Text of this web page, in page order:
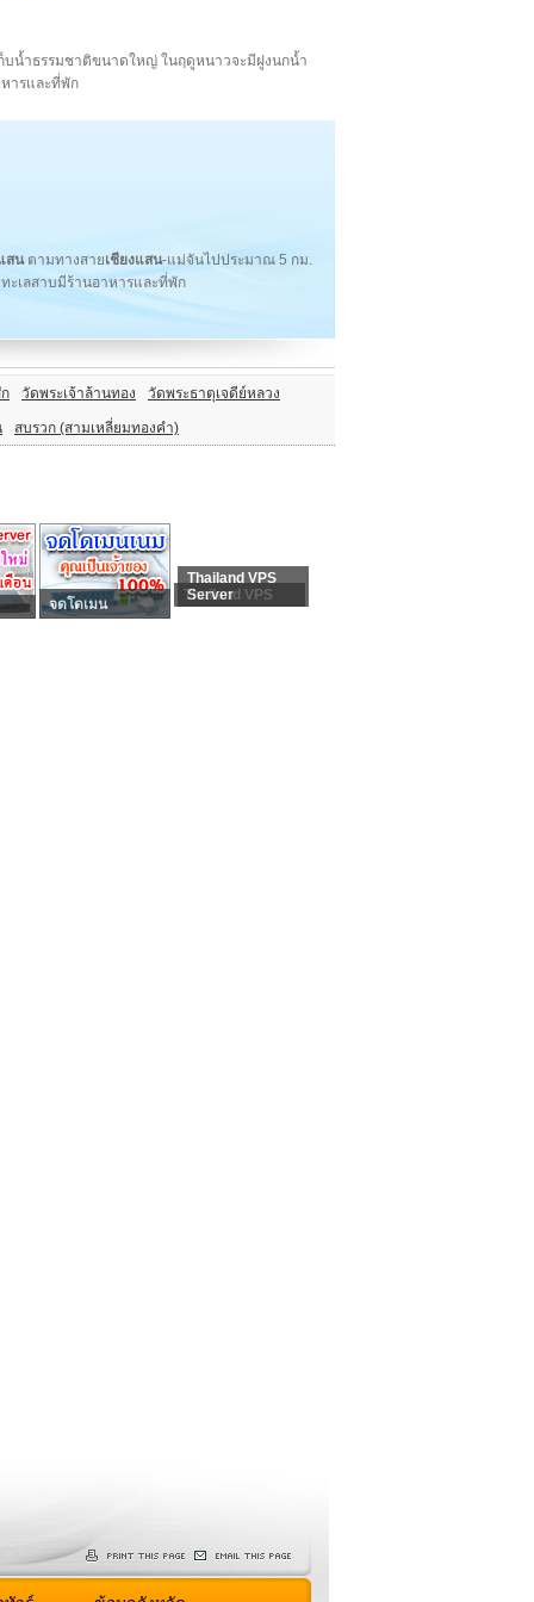
บน้ำธรรมชาติขนาดใหญ่ ในฤดูหนาวจะมีฝูงนกน้ำ
ารและที่พัก
สนตามทางสายเชียงแสน-แม่จันไปประมาณ 5 กม.
ะเลสาบมีร้านอาหารและที่พัก
วัดพระเจ้าล้านทอง วัดพระธาตุเจดีย์หลวง
สบรวก (สามเหลี่ยมทองคำ)
จดโดเมน
Thailand VPS
Thailand VPS
Server